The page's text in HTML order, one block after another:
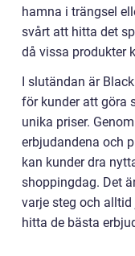
hamna i trängsel
svårt att hitta det
då vissa produkter
I slutändan är
för kunder att göra
unika priser.
erbjudandena och
kan kunder dra
shoppingdag. Det
varje steg och
hitta de bästa